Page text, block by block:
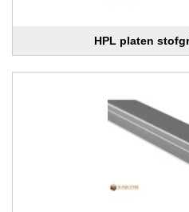
HPL platen